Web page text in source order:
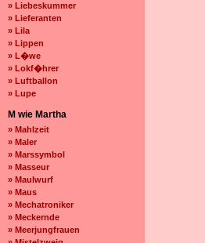
» Liebeskummer
» Lieferanten
» Lila
» Lippen
» L�we
» Lokf�hrer
» Luftballon
» Lupe
M wie Martha
» Mahlzeit
» Maler
» Marssymbol
» Masseur
» Maulwurf
» Maus
» Mechatroniker
» Meckernde
» Meerjungfrauen